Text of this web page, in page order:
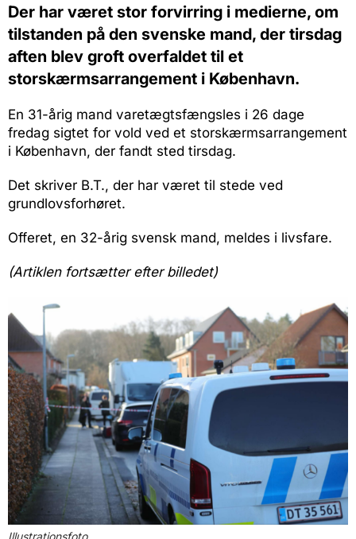
Der har været stor forvirring i medierne, om
tilstanden på den svenske mand, der tirsdag
aften blev groft overfaldet til et
storskærmsarrangement i København.
En 31-årig mand varetægtsfængsles i 26 dage
fredag sigtet for vold ved et storskærmsarrangement
i København, der fandt sted tirsdag.
Det skriver B.T., der har været til stede ved
grundlovsforhøret.
Offeret, en 32-årig svensk mand, meldes i livsfare.
(Artiklen fortsætter efter billedet)
Illustrationsfoto